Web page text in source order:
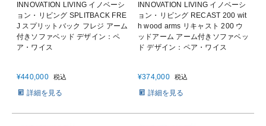
INNOVATION LIVING イノベーシ
ョン・リビング SPLITBACK FRE
J スプリットバック フレジ アーム
付きソファベッド デザイン：ペ
ア・ワイス
¥440,000 税込
詳細を見る
INNOVATION LIVING イノベーシ
ョン・リビング RECAST 200 wit
h wood arms リキャスト 200 ウ
ッドアーム アーム付きソファベッ
ド デザイン：ペア・ワイス
¥374,000 税込
詳細を見る